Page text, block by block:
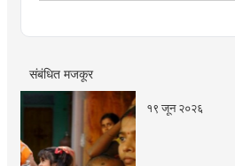
संबंधित मजकूर
१९ जून २०२६